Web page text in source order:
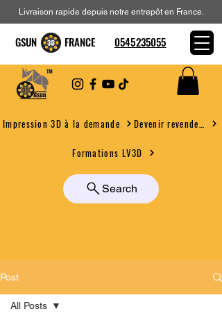
Impression 3D à la demande
Formations LV3D
Search
Livraison rapide depuis notre entrepôt en France.
GSUN FRANCE 0545235055
Post
All Posts